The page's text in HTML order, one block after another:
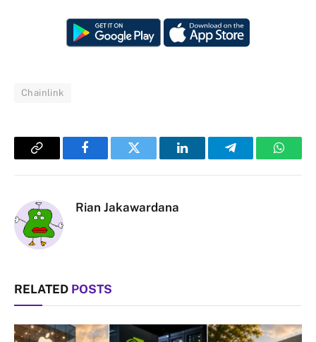
Chainlink
Copy
FacebookTwitter LinkedInTelegram
Rian Jakawardana
RELATED POSTS